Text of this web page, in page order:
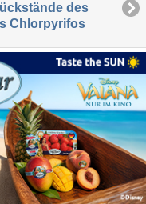
des
Chlorpyrifos